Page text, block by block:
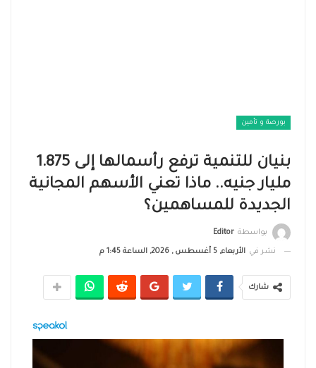
بورصة و تأمين
بنيان للتنمية ترفع رأسمالها إلى 1.875
مليار جنيه.. ماذا تعني الأسهم المجانية
الجديدة للمساهمين؟
بواسطة Editor
نشر في الأربعاء, 5 أغسطس , 2026, الساعة 1:45 م
شارك